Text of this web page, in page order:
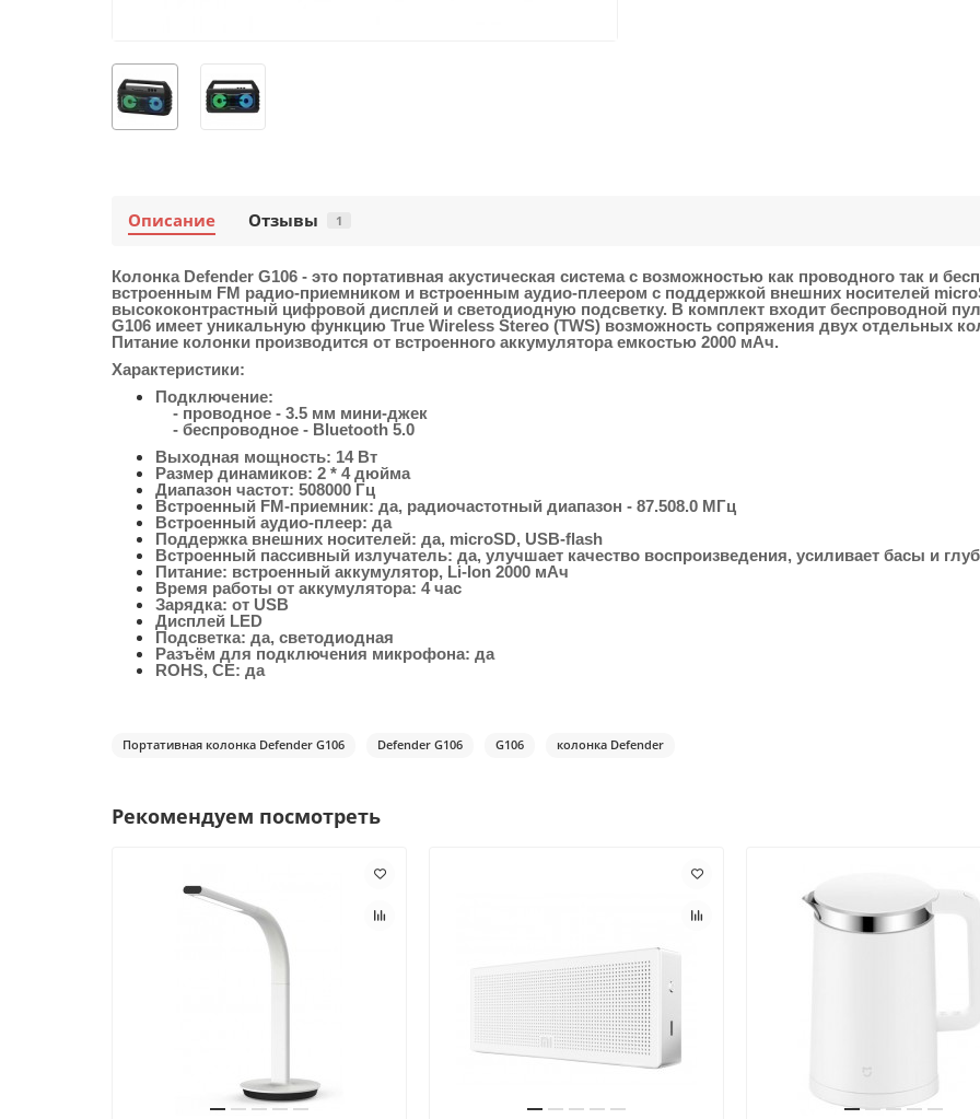
Описание Отзывы 1
Колонка Defender G106 - это портативная акустическая система с возможностью как проводного так и
встроенным FM радио-приемником и встроенным аудио-плеером с поддержкой внешних носителей
высококонтрастный цифровой дисплей и светодиодную подсветку. В комплект входит беспроводной
G106 имеет уникальную функцию True Wireless Stereo (TWS) возможность сопряжения двух отдельных
Питание колонки производится от встроенного аккумулятора емкостью 2000 мАч.
Характеристики:
Подключение:
- проводное - 3.5 мм мини-джек
- беспроводное - Bluetooth 5.0
Выходная мощность: 14 Вт
Размер динамиков: 2 * 4 дюйма
Диапазон частот: 508000 Гц
Встроенный FM-приемник: да, радиочастотный диапазон - 87.508.0 МГц
Встроенный аудио-плеер: да
Поддержка внешних носителей: да, microSD, USB-flash
Встроенный пассивный излучатель: да, улучшает качество воспроизведения, усиливает басы и
Питание: встроенный аккумулятор, Li-Ion 2000 мАч
Время работы от аккумулятора: 4 час
Зарядка: от USB
Дисплей LED
Подсветка: да, светодиодная
Разъём для подключения микрофона: да
ROHS, CE: да
Портативная колонка Defender G106 Defender G106 G106 колонка Defender
Рекомендуем посмотреть